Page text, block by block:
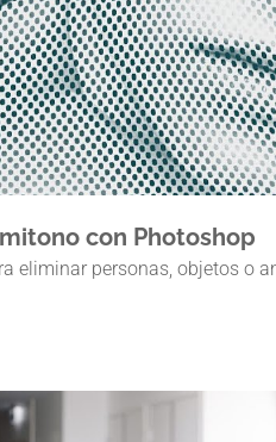
con Photoshop
eliminar personas, objetos o